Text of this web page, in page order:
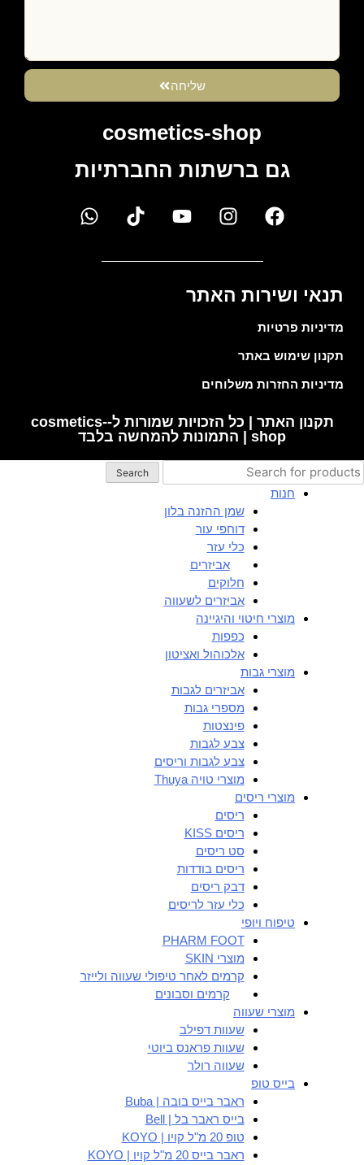
שליחה
cosmetics-shop
גם ברשתות החברתיות
תנאי ושירות האתר
מדיניות פרטיות
תקנון שימוש באתר
מדיניות החזרות משלוחים
תקנון האתר | כל הזכויות שמורות ל-cosmetics-
shop | התמונות להמחשה בלבד
Search
חנות
שמן ההזנה בלון
דוחפי עור
כלי עזר
אביזרים
חלוקים
אביזרים לשעווה
מוצרי חיטוי והיגיינה
כפפות
אלכוהול ואציטון
מוצרי גבות
אביזרים לגבות
מספרי גבות
פינצטות
צבע לגבות
צבע לגבות וריסים
מוצרי טויה Thuya
מוצרי ריסים
ריסים
ריסים KISS
סט ריסים
ריסים בודדות
דבק ריסים
כלי עזר לריסים
טיפוח ויופי
PHARM FOOT
מוצרי SKIN
קרמים לאחר טיפולי שעווה ולייזר
קרמים וסבונים
מוצרי שעווה
שעוות דפילב
שעוות פראנס ביוטי
שעווה רולר
בייס טופ
ראבר בייס בובה | Buba
בייס ראבר בל | Bell
טופ 20 מ"ל קויו | KOYO
ראבר בייס 20 מ"ל קויו | KOYO